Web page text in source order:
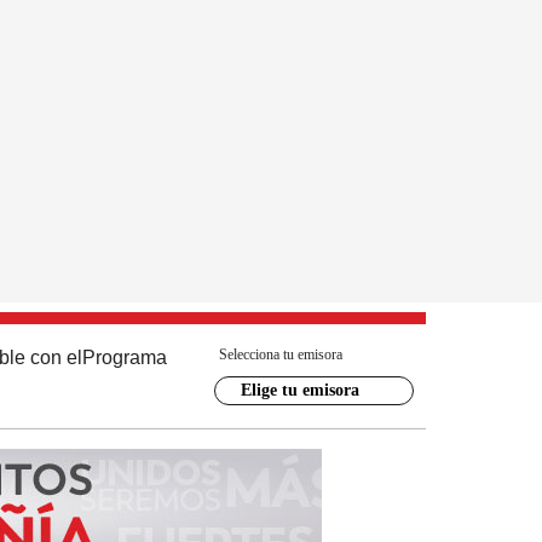
con el Programa Selecciona tu emisora
Elige tu emisora